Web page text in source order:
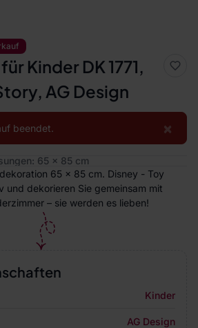
Kinder DK 1771,
AG Design
×
beendet.
65 x 85 cm
65 x 85 cm. Disney - Toy
und dekorieren Sie gemeinsam mit
– sie werden es lieben!
Kinder
AG Design